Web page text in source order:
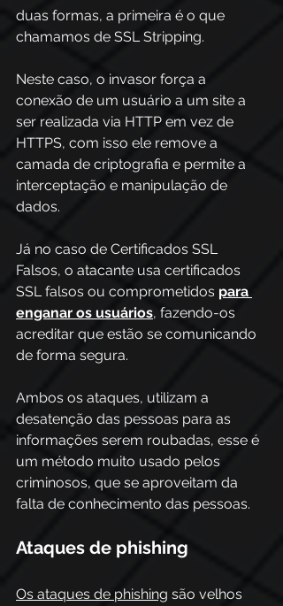
duas formas, a primeira é o que
chamamos de SSL Stripping.
Neste caso, o invasor força a
conexão de um usuário a um site a
ser realizada via HTTP em vez de
HTTPS, com isso ele remove a
camada de criptografia e permite a
interceptação e manipulação de
dados.
Já no caso de Certificados SSL
Falsos, o atacante usa certificados
SSL falsos ou comprometidos para
enganar os usuários, fazendo-os
acreditar que estão se comunicando
de forma segura.
Ambos os ataques, utilizam a
desatenção das pessoas para as
informações serem roubadas, esse é
um método muito usado pelos
criminosos, que se aproveitam da
falta de conhecimento das pessoas.
Ataques de phishing
Os ataques de phishing são velhos